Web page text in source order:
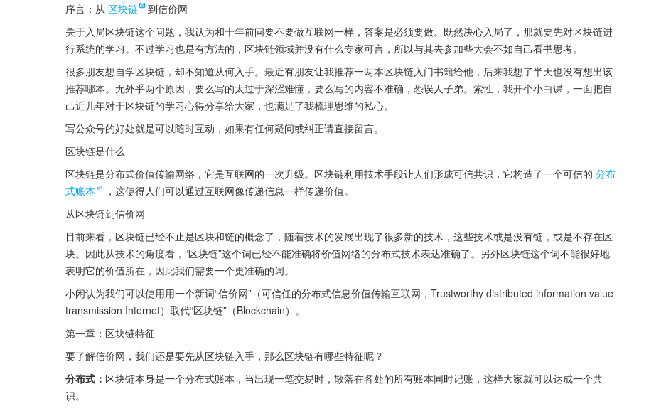
序言：从 区块链
到信价网
关于入局区块链这个问题，我认为和十年前问要不要做互联网一样，答案是必须要做。既然决心入局了，那就要先对区块链进
行系统的学习。不过学习也是有方法的，区块链领域并没有什么专家可言，所以与其去参加些大会不如自己看书思考。
很多朋友想自学区块链，却不知道从何入手。最近有朋友让我推荐一两本区块链入门书籍给他，后来我想了半天也没有想出该
推荐哪本。无外乎两个原因，要么写的太过于深涩难懂，要么写的内容不准确，恐误人子弟。索性，我开个小白课，一面把自
己近几年对于区块链的学习心得分享给大家，也满足了我梳理思维的私心。
写公众号的好处就是可以随时互动，如果有任何疑问或纠正请直接留言。
区块链是什么
区块链是分布式价值传输网络，它是互联网的一次升级。区块链利用技术手段让人们形成可信共识，它构造了一个可信的 分布
式账本
，这使得人们可以通过互联网像传递信息一样传递价值。
从区块链到信价网
目前来看，区块链已经不止是区块和链的概念了，随着技术的发展出现了很多新的技术，这些技术或是没有链，或是不存在区
块。因此从技术的角度看，“区块链”这个词已经不能准确将价值网络的分布式技术表达准确了。另外区块链这个词不能很好地
表明它的价值所在，因此我们需要一个更准确的词。
小闲认为我们可以使用用一个新词“信价网”（可信任的分布式信息价值传输互联网，Trustworthy distributed information value
transmission Internet）取代“区块链”（Blockchain）。
第一章：区块链特征
要了解信价网，我们还是要先从区块链入手，那么区块链有哪些特征呢？
分布式： 区块链本身是一个分布式账本，当出现一笔交易时，散落在各处的所有账本同时记账，这样大家就可以达成一个共
识。